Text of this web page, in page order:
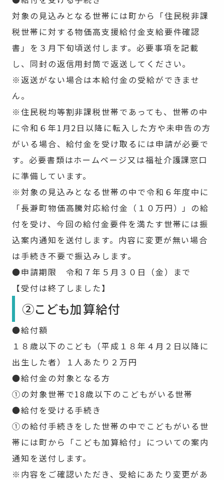
対象の見込みとなる世帯には町から「住民税非課
税世帯に対する物価高支援給付金支給要件確認
書」を３月下旬頃送付します。必要事項を記載
し、同封の返信用封筒で返送してください。
※返送がない場合は本給付金の受給ができませ
ん。
※住民税均等割非課税世帯であっても、世帯の中
に令和６年1月2日以降に転入した方や未申告の方
がいる場合、給付金を受け取るには申請が必要で
す。必要書類はホームページ又は福祉介護課窓口
に準備しています。
※対象の見込みとなる世帯の中で令和６年度中に
「長瀞町物価高騰対応給付金（１０万円）」の給
付を受け、今回の給付金要件を満たす世帯には振
込案内通知を送付します。内容に変更が無い場合
は手続き不要で振込みします。
●申請期限 令和７年５月３０日（金）まで
【受付は終了しました】
②こども加算給付
●給付額
１８歳以下のこども（平成１８年４月２日以降に
出生した者）１人あたり２万円
●給付金の対象となる方
①の対象世帯で18歳以下のこどもがいる世帯
●給付を受ける手続き
①の給付手続きをした世帯の中でこどもがいる世
帯には町から「こども加算給付」についての案内
通知を送付します。
※内容をご確認いただき、受給にあたり変更があ